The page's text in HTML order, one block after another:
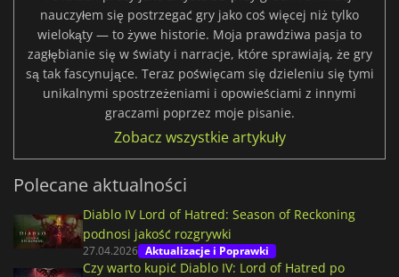
nauczyłem się postrzegać gry jako coś więcej niż tylko
wielokąty — to żywe historie. Moja prawdziwa pasja to
zagłębianie się w światy i narracje, które sprawiają, że gry
są tak fascynujące. Teraz poświęcam się dzieleniu się tymi
unikalnymi spostrzeżeniami i opowieściami z innymi
graczami poprzez moje pisanie.
Zobacz wszystkie artykuły
Polecane aktualności
Diablo IV Lord of Hatred: Season of Reckoning
podnosi jakość rozgrywki
27.04.2026 Aktualizacje i Poprawki
Czy warto kupić Diablo IV: Lord of Hatred po